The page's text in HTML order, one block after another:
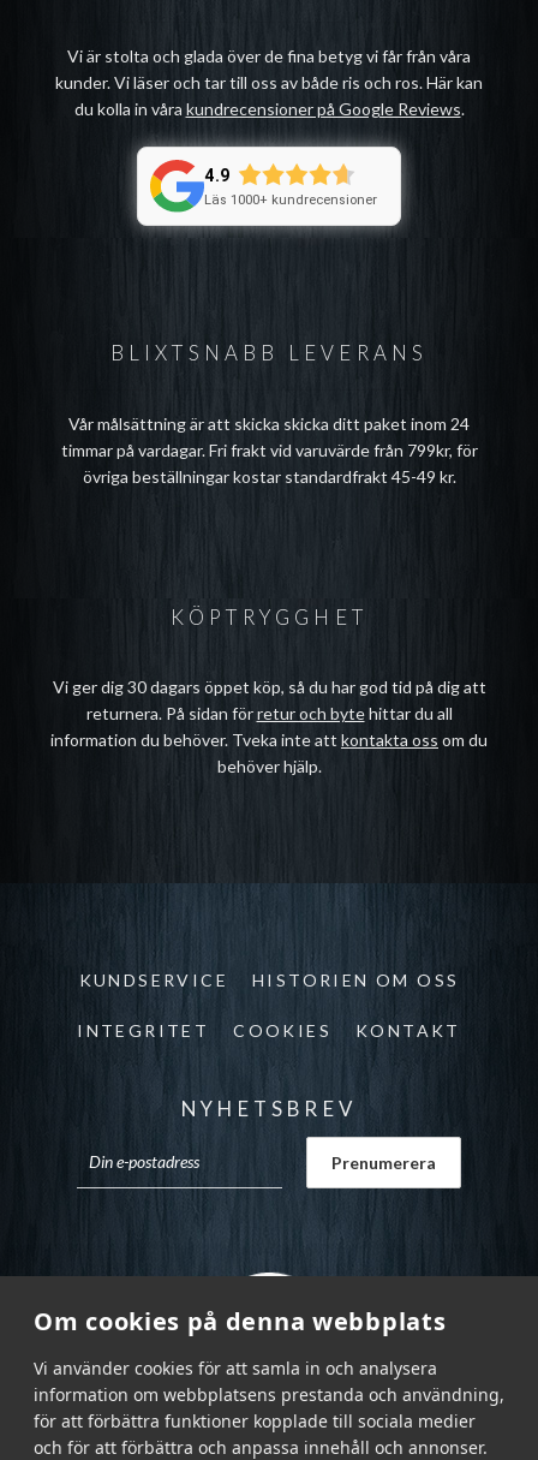
Om cookies på denna webbplats
Vi använder cookies för att samla in och analysera
information om webbplatsens prestanda och användning,
för att förbättra funktioner kopplade till sociala medier
och för att förbättra och anpassa innehåll och annonser.
BLIXTSNABB LEVERANS
Vår målsättning är att skicka skicka ditt paket inom 24
timmar på vardagar. Fri frakt vid varuvärde från 799kr, för
övriga beställningar kostar standardfrakt 45-49 kr.
Vi är stolta och glada över de fina betyg vi får från våra
kunder. Vi läser och tar till oss av både ris och ros. Här kan
du kolla in våra kundrecensioner på Google Reviews.
4.9
Läs 1000+ kundrecensioner
KÖPTRYGGHET
Vi ger dig 30 dagars öppet köp, så du har god tid på dig att
returnera. På sidan förretur och bytehittar du all
information du behöver. Tveka inte att kontakta oss om du
behöver hjälp.
KUNDSERVICE HISTORIEN OM OSS
INTEGRITET COOKIES KONTAKT
NYHETSBREV